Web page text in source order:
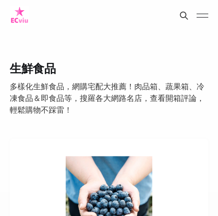
生鮮食品
多樣化生鮮食品，網購宅配大推薦！肉品箱、蔬果箱、冷
凍食品＆即食品等，搜羅各大網路名店，查看開箱評論，
輕鬆購物不踩雷！